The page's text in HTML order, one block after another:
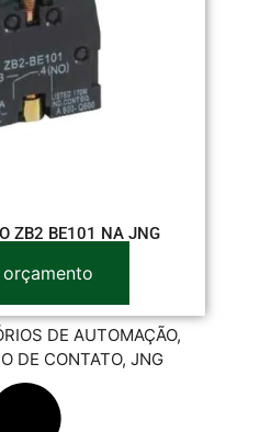
ZB2 BE101 NA JNG
DE AUTOMAÇÃO,
DE CONTATO, JNG